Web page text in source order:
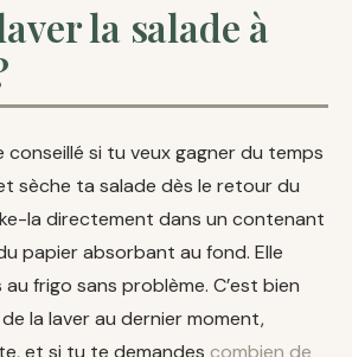
la salade à
conseillé si tu veux gagner du temps
sèche ta salade dès le retour du
la directement dans un contenant
papier absorbant au fond. Elle
frigo sans problème. C’est bien
la laver au dernier moment,
et si tu te demandes combien de